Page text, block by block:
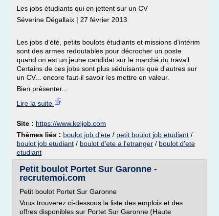
Les jobs étudiants qui en jettent sur un CV
Séverine Dégallaix | 27 février 2013
Les jobs d'été, petits boulots étudiants et missions d'intérim
sont des armes redoutables pour décrocher un poste
quand on est un jeune candidat sur le marché du travail.
Certains de ces jobs sont plus séduisants que d'autres sur
un CV... encore faut-il savoir les mettre en valeur.
Bien présenter...
Lire la suite
Site : https://www.keljob.com
Thèmes liés : boulot job d'ete / petit boulot job etudiant /
boulot job etudiant / boulot d'ete a l'etranger / boulot d'ete
etudiant
Petit boulot Portet Sur Garonne -
recrutemoi.com
Petit boulot Portet Sur Garonne
Vous trouverez ci-dessous la liste des emplois et des
offres disponibles sur Portet Sur Garonne (Haute